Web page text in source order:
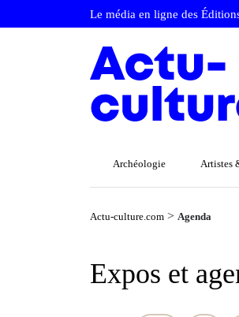
Le média en ligne des
Archéologie Artistes
Actu-culture.com > Agenda
Expos et